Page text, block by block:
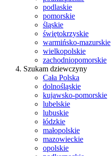
podlaskie
pomorskie
śląskie
świętokrzyskie
warmińsko-mazurskie
wielkopolskie
zachodniopomorskie
Szukam dziewczyny
Cała Polska
dolnośląskie
kujawsko-pomorskie
lubelskie
lubuskie
łódzkie
małopolskie
mazowieckie
opolskie